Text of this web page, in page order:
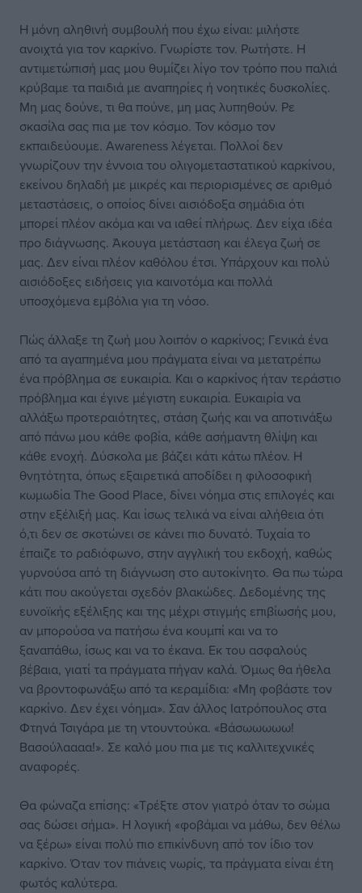
Η μόνη αληθινή συμβουλή που έχω είναι: μιλήστε
ανοιχτά για τον καρκίνο. Γνωρίστε τον. Ρωτήστε. Η
αντιμετώπισή μας μου θυμίζει λίγο τον τρόπο που παλιά
κρύβαμε τα παιδιά με αναπηρίες ή νοητικές δυσκολίες.
Μη μας δούνε, τι θα πούνε, μη μας λυπηθούν. Ρε
σκασίλα σας πια με τον κόσμο. Τον κόσμο τον
εκπαιδεύουμε. Awareness λέγεται. Πολλοί δεν
γνωρίζουν την έννοια του ολιγομεταστατικού καρκίνου,
εκείνου δηλαδή με μικρές και περιορισμένες σε αριθμό
μεταστάσεις, ο οποίος δίνει αισιόδοξα σημάδια ότι
μπορεί πλέον ακόμα και να ιαθεί πλήρως. Δεν είχα ιδέα
προ διάγνωσης. Άκουγα μετάσταση και έλεγα ζωή σε
μας. Δεν είναι πλέον καθόλου έτσι. Υπάρχουν και πολύ
αισιόδοξες ειδήσεις για καινοτόμα και πολλά
υποσχόμενα εμβόλια για τη νόσο.
Πώς άλλαξε τη ζωή μου λοιπόν ο καρκίνος; Γενικά ένα
από τα αγαπημένα μου πράγματα είναι να μετατρέπω
ένα πρόβλημα σε ευκαιρία. Και ο καρκίνος ήταν τεράστιο
πρόβλημα και έγινε μέγιστη ευκαιρία. Ευκαιρία να
αλλάξω προτεραιότητες, στάση ζωής και να αποτινάξω
από πάνω μου κάθε φοβία, κάθε ασήμαντη θλίψη και
κάθε ενοχή. Δύσκολα με βάζει κάτι κάτω πλέον. Η
θνητότητα, όπως εξαιρετικά αποδίδει η φιλοσοφική
κωμωδία The Good Place, δίνει νόημα στις επιλογές και
στην εξέλιξή μας. Και ίσως τελικά να είναι αλήθεια ότι
ό,τι δεν σε σκοτώνει σε κάνει πιο δυνατό. Τυχαία το
έπαιζε το ραδιόφωνο, στην αγγλική του εκδοχή, καθώς
γυρνούσα από τη διάγνωση στο αυτοκίνητο. Θα πω τώρα
κάτι που ακούγεται σχεδόν βλακώδες. Δεδομένης της
ευνοϊκής εξέλιξης και της μέχρι στιγμής επιβίωσής μου,
αν μπορούσα να πατήσω ένα κουμπί και να το
ξαναπάθω, ίσως και να το έκανα. Εκ του ασφαλούς
βέβαια, γιατί τα πράγματα πήγαν καλά. Όμως θα ήθελα
να βροντοφωνάξω από τα κεραμίδια: «Μη φοβάστε τον
καρκίνο. Δεν έχει νόημα». Σαν άλλος Ιατρόπουλος στα
Φτηνά Τσιγάρα με τη ντουντούκα. «Βάσωωωωω!
Βασούλαααα!». Σε καλό μου πια με τις καλλιτεχνικές
αναφορές.
Θα φώναζα επίσης: «Τρέξτε στον γιατρό όταν το σώμα
σας δώσει σήμα». Η λογική «φοβάμαι να μάθω, δεν θέλω
να ξέρω» είναι πολύ πιο επικίνδυνη από τον ίδιο τον
καρκίνο. Όταν τον πιάνεις νωρίς, τα πράγματα είναι έτη
φωτός καλύτερα.